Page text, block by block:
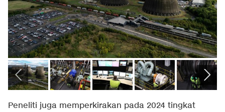
Peneliti juga memperkirakan pada 2024 tingkat